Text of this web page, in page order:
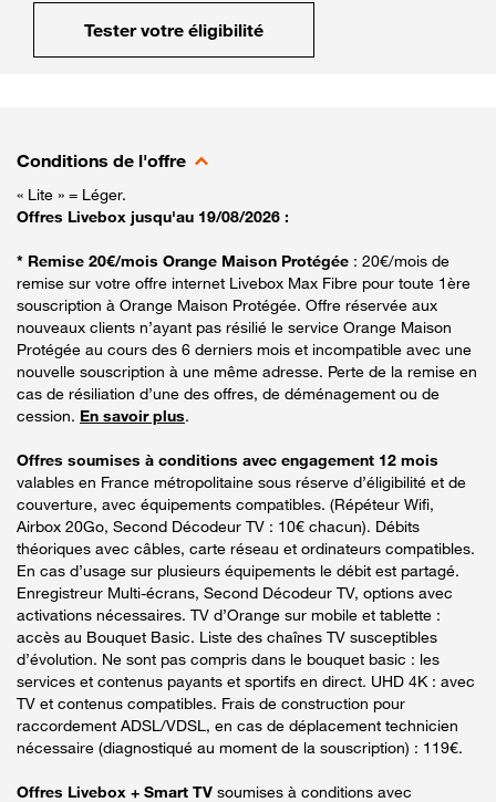
Tester votre éligibilité
Conditions de l'offre
« Lite » = Léger.
Offres Livebox jusqu'au 19/08/2026 :
* Remise 20€/mois Orange Maison Protégée : 20€/mois de
remise sur votre offre internet Livebox Max Fibre pour toute 1ère
souscription à Orange Maison Protégée. Offre réservée aux
nouveaux clients n’ayant pas résilié le service Orange Maison
Protégée au cours des 6 derniers mois et incompatible avec une
nouvelle souscription à une même adresse. Perte de la remise en
cas de résiliation d’une des offres, de déménagement ou de
cession. En savoir plus.
Offres soumises à conditions avec engagement 12 mois
valables en France métropolitaine sous réserve d’éligibilité et de
couverture, avec équipements compatibles. (Répéteur Wifi,
Airbox 20Go, Second Décodeur TV : 10€ chacun). Débits
théoriques avec câbles, carte réseau et ordinateurs compatibles.
En cas d’usage sur plusieurs équipements le débit est partagé.
Enregistreur Multi-écrans, Second Décodeur TV, options avec
activations nécessaires. TV d’Orange sur mobile et tablette :
accès au Bouquet Basic. Liste des chaînes TV susceptibles
d’évolution. Ne sont pas compris dans le bouquet basic : les
services et contenus payants et sportifs en direct. UHD 4K : avec
TV et contenus compatibles. Frais de construction pour
raccordement ADSL/VDSL, en cas de déplacement technicien
nécessaire (diagnostiqué au moment de la souscription) : 119€.
Offres Livebox + Smart TV soumises à conditions avec